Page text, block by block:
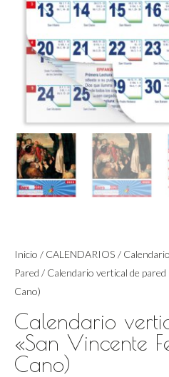
Inicio / CALENDARIOS /
Pared / Calendario vertical de
Cano)
Calendario
«San Vincente
Cano)